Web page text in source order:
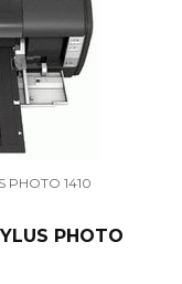
PHOTO 1410
PHOTO